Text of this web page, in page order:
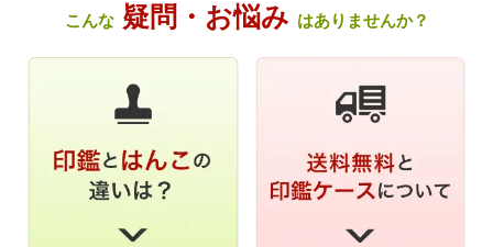
こんな疑問・お悩み はありませんか？